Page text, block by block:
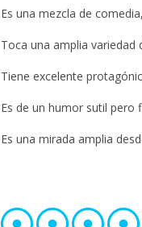
Es una mezcla de
Toca una amplia variedad
Tiene excelente
Es de un humor sutil pero
Es una mirada amplia